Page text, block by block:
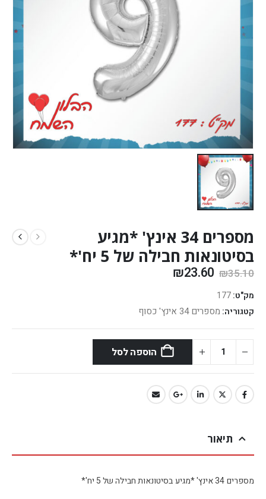
מספרים 34 אינץ' *מגיע
בסיטונאות חבילה של 5 יח'*
₪35.10
₪23.60
מק"ט: 177
קטגוריה: מספרים 34 אינץ' כסוף
הוספה לסל
תיאור
מספרים 34 אינץ' *מגיע בסיטונאות חבילה של 5 יח'*